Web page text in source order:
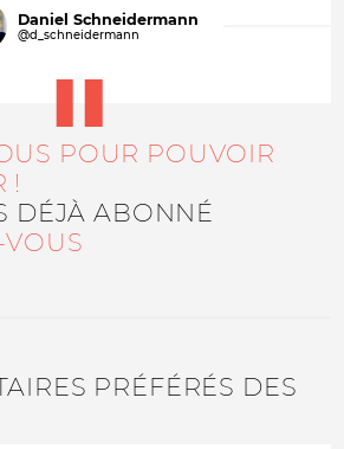
Daniel Schneidermann
@d_schneidermann
POUR POUVOIR
!
DÉJÀ ABONNÉ
PRÉFÉRÉS DES